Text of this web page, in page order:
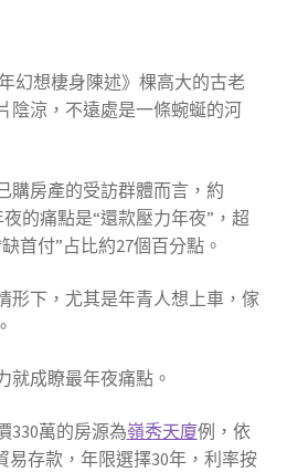
幻想棲身陳述》棵高大的古老
陰涼，不遠處是一條蜿蜒的河
購房產的受訪群體而言，約
的痛點是“還款壓力年夜”，超
首付”占比約27個百分點。
形下，尤其是年青人想上車，傢
就成瞭最年夜痛點。
330萬的房源為嶺秀天廈例，依
易存款，年限選擇30年，利率按